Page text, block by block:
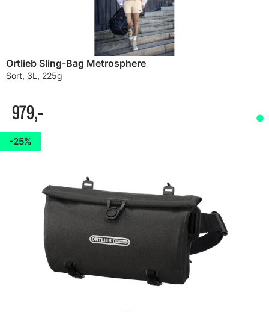
Ortlieb Sling-Bag Metrosphere
Sort, 3L, 225g
979,-
25%